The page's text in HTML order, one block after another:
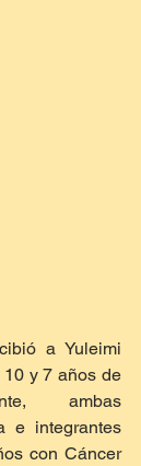
a Yuleimi
y 7 años de
ambas
e integrantes
con Cáncer